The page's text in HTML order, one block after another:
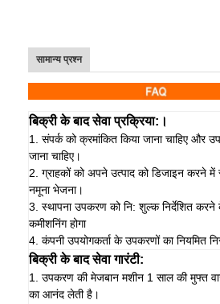
सामान्य प्रश्न
बिक्री के बाद सेवा प्रक्रिया:।
1. संपर्क को क्रमांकित किया जाना चाहिए और
जाना चाहिए।
2. ग्राहकों को अपने उत्पाद को डिजाइन करने
नमूना भेजना।
3. स्थापना उपकरण को नि: शुल्क निर्देशित करने
कमीशनिंग होगा
4. कंपनी उपयोगकर्ता के उपकरणों का नियमित
बिक्री के बाद सेवा गारंटी:
1. उपकरण की मेजबान मशीन 1 साल की मुफ्त
का आनंद लेती है।